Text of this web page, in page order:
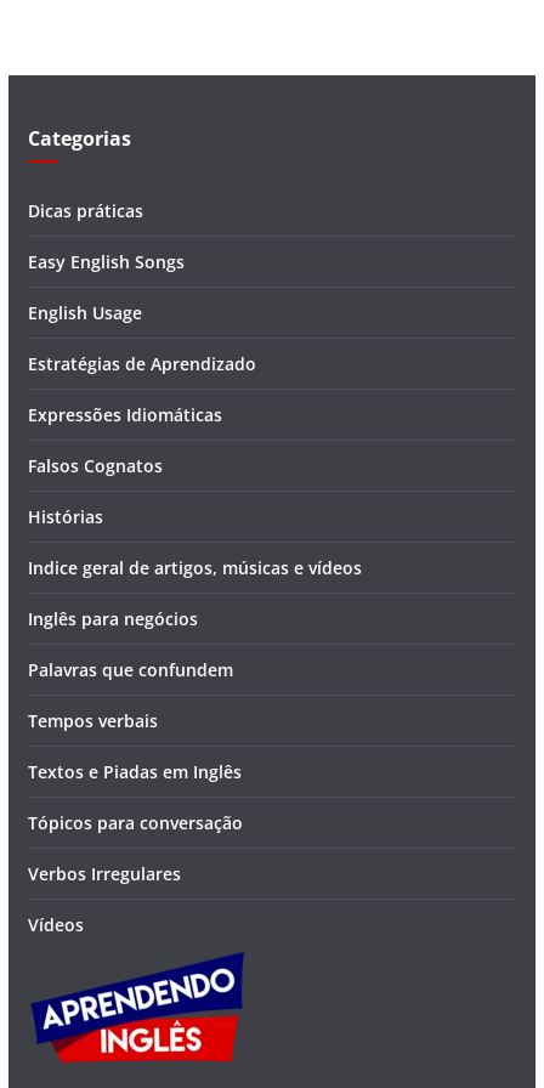
Categorias
Dicas práticas
Easy English Songs
English Usage
Estratégias de Aprendizado
Expressões Idiomáticas
Falsos Cognatos
Histórias
Indice geral de artigos, músicas e vídeos
Inglês para negócios
Palavras que confundem
Tempos verbais
Textos e Piadas em Inglês
Tópicos para conversação
Verbos Irregulares
Vídeos